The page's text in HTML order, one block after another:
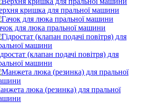
кришка для пральної машини
для люка пральної машини
(клапан подачі повітря) для
машини
люка (резинка) для пральної